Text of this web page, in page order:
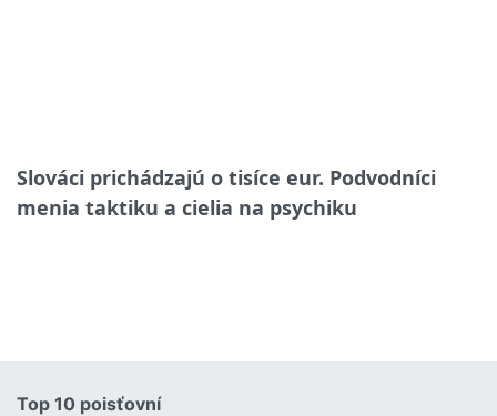
Slováci prichádzajú o tisíce eur. Podvodníci
menia taktiku a cielia na psychiku
Top 10 poisťovní